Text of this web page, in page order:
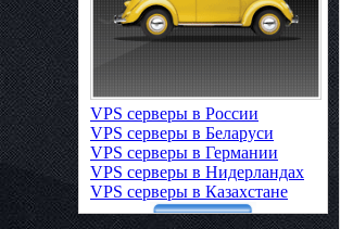
VPS серверы в России
VPS серверы в Беларуси
VPS серверы в Германии
VPS серверы в Нидерландах
VPS серверы в Казахстане